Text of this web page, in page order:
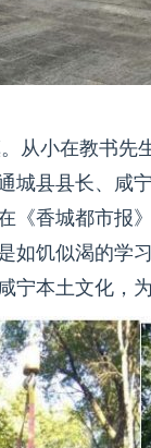
从小在教书
城县县长、咸
《香城都市报
如饥似渴的
宁本土文化，